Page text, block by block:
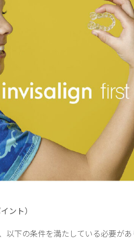
ント）
下の条件を満たしている必要があ